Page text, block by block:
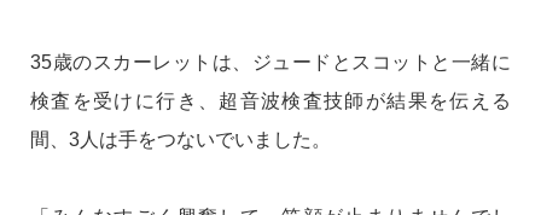
35歳のスカーレットは、ジュードとスコットと一緒に
検査を受けに行き、超音波検査技師が結果を伝える
間、3人は手をつないでいました。